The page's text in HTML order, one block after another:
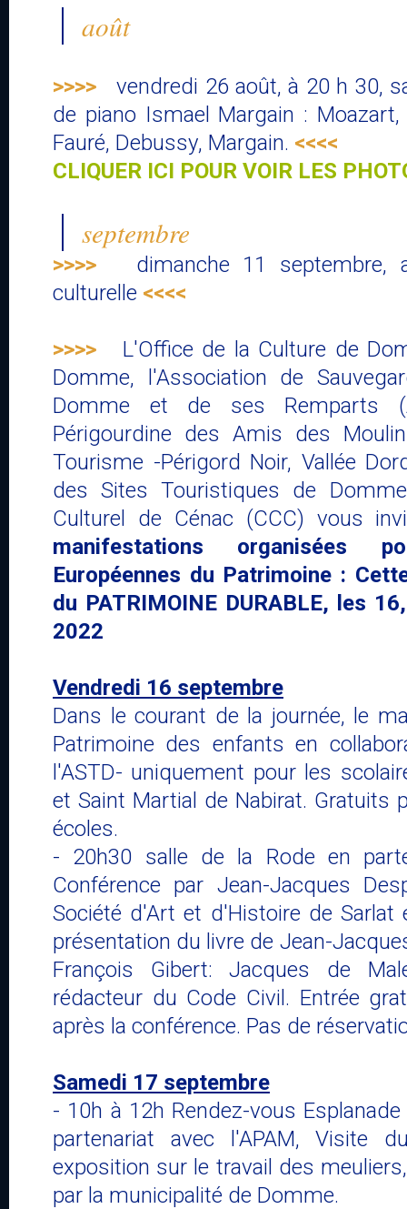
août
>>>>
vendredi 26 août, à 20 h 30,
de piano Ismael Margain : Moazart,
Fauré, Debussy, Margain. <<<<
CLIQUER ICI POUR VOIR LES
septembre
>>>>
dimanche 11 septembre,
culturelle <<<<
>>>>
L'Office de la Culture de
Domme, l'Association de
Domme et de ses Remparts
Périgourdine des Amis des
Tourisme -Périgord Noir, Vallée
des Sites Touristiques de
Culturel de Cénac (CCC) vous
manifestations organisées
Européennes du Patrimoine :
du PATRIMOINE DURABLE, les
2022
Vendredi 16 septembre
Dans le courant de la journée, le
Patrimoine des enfants en
l'ASTD- uniquement pour les
et Saint Martial de Nabirat. Gratuits
écoles.
- 20h30 salle de la Rode en
Conférence par Jean-Jacques
Société d'Art et d'Histoire de Sarlat
présentation du livre de Jean-
François Gibert: Jacques de
rédacteur du Code Civil. Entrée
après la conférence. Pas de
Samedi 17 septembre
- 10h à 12h Rendez-vous
partenariat avec l'APAM, Visite
exposition sur le travail des
par la municipalité de Domme.